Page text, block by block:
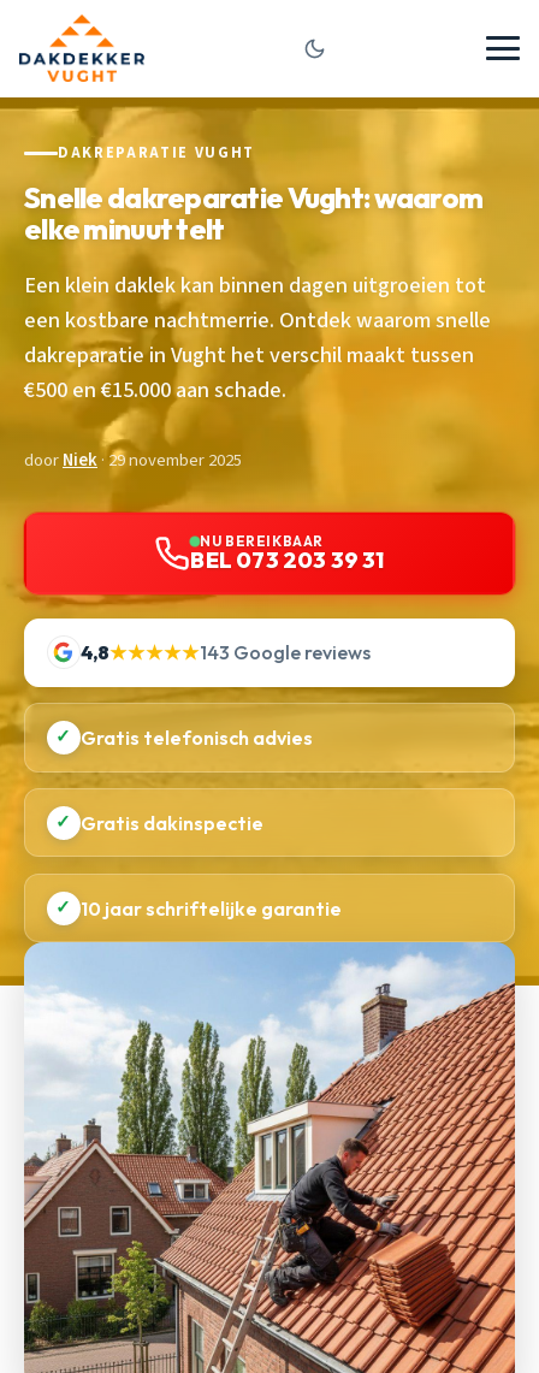
DAKREPARATIE VUGHT
Snelle dakreparatie Vught: waarom
elke minuut telt
Een klein daklek kan binnen dagen uitgroeien tot
een kostbare nachtmerrie. Ontdek waarom snelle
dakreparatie in Vught het verschil maakt tussen
€500 en €15.000 aan schade.
doorNiek· 29 november 2025
NU BEREIKBAAR
BEL 073 203 39 31
4,8★★★★★143 Google reviews
✓ Gratis telefonisch advies
✓ Gratis dakinspectie
✓ 10 jaar schriftelijke garantie